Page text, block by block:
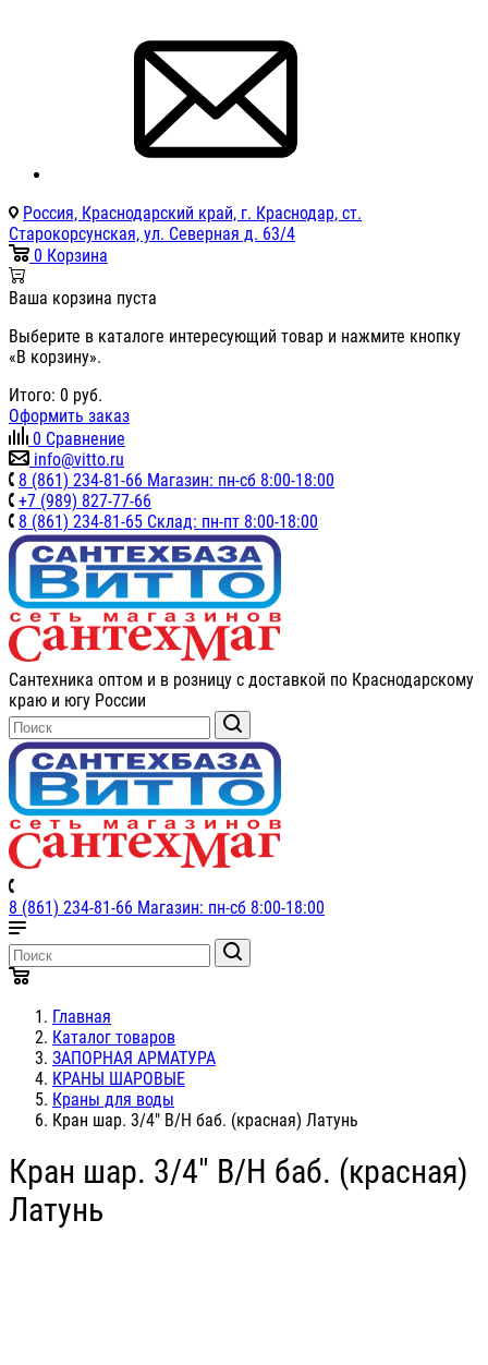
Россия, Краснодарский край, г. Краснодар, ст.
Старокорсунская, ул. Северная д. 63/4
0 Корзина
Ваша корзина пуста
Выберите в каталоге интересующий товар и нажмите кнопку
«В корзину».
Итого: 0 руб.
Оформить заказ
0 Сравнение
info@vitto.ru
8 (861) 234-81-66 Магазин: пн-сб 8:00-18:00
+7 (989) 827-77-66
8 (861) 234-81-65 Склад: пн-пт 8:00-18:00
Сантехника оптом и в розницу с доставкой по Краснодарскому
краю и югу России
8 (861) 234-81-66 Магазин: пн-сб 8:00-18:00
Главная
Каталог товаров
ЗАПОРНАЯ АРМАТУРА
КРАНЫ ШАРОВЫЕ
Краны для воды
Кран шар. 3/4" В/Н баб. (красная) Латунь
Кран шар. 3/4" В/Н баб. (красная)
Латунь